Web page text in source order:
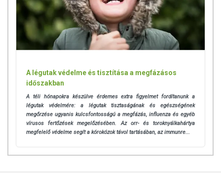
A légutak védelme és tisztítása a megfázásos
időszakban
A téli hónapokra készülve érdemes extra figyelmet fordítanunk a
légutak védelmére: a légutak tisztaságának és egészségének
megőrzése ugyanis kulcsfontosságú a megfázás, influenza és egyéb
vírusos fertőzések megelőzésében. Az orr- és toroknyálkahártya
megfelelő védelme segít a kórokózok távol tartásában, az immunre...